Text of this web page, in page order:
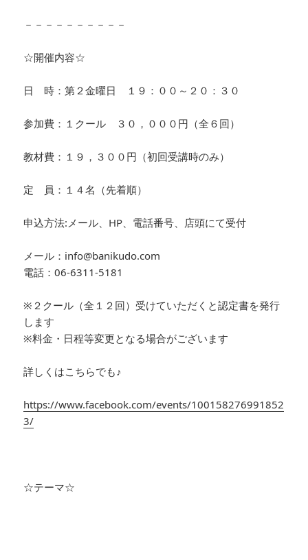
－－－－－－－－－－
☆開催内容☆
日 時：第２金曜日 １９：００～２０：３０
参加費：１クール ３０，０００円（全６回）
教材費：１９，３００円（初回受講時のみ）
定 員：１４名（先着順）
申込方法:メール、HP、電話番号、店頭にて受付
メール：info@banikudo.com
電話：06-6311-5181
※２クール（全１２回）受けていただくと認定書を発行
し ます
※料金・日程等変更となる場合がございます
詳しくはこちらでも♪
https://www.facebook.com/events/100158276991852
3/
☆テーマ☆